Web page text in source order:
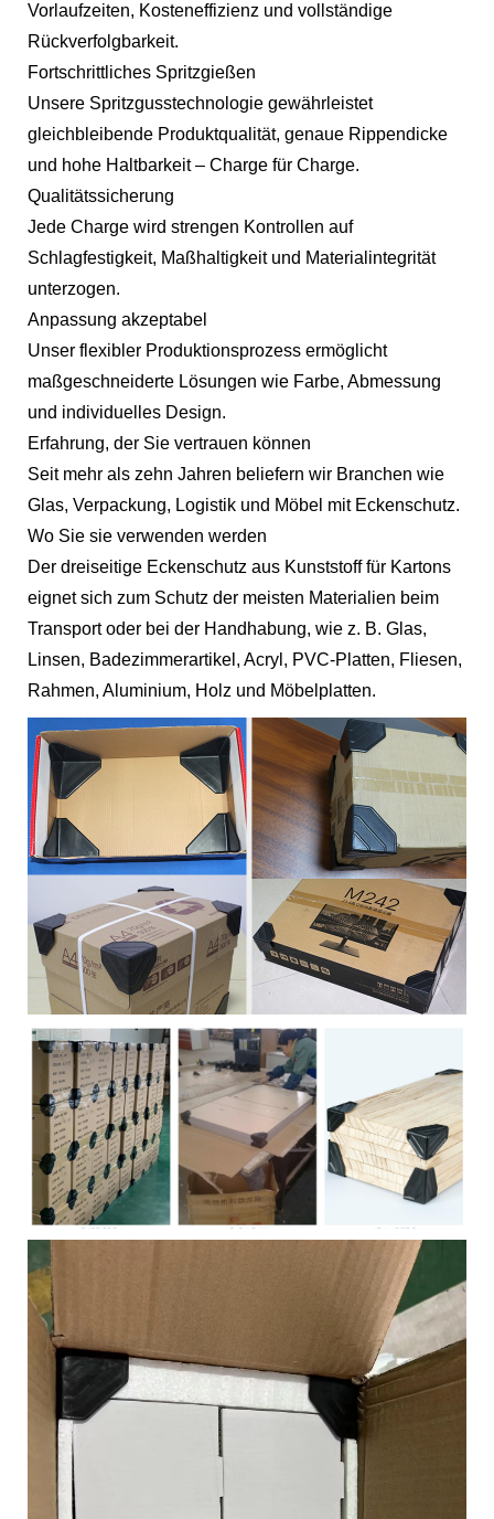
Vorlaufzeiten, Kosteneffizienz und vollständige
Rückverfolgbarkeit.
Fortschrittliches Spritzgießen
Unsere Spritzgusstechnologie gewährleistet
gleichbleibende Produktqualität, genaue Rippendicke
und hohe Haltbarkeit – Charge für Charge.
Qualitätssicherung
Jede Charge wird strengen Kontrollen auf
Schlagfestigkeit, Maßhaltigkeit und Materialintegrität
unterzogen.
Anpassung akzeptabel
Unser flexibler Produktionsprozess ermöglicht
maßgeschneiderte Lösungen wie Farbe, Abmessung
und individuelles Design.
Erfahrung, der Sie vertrauen können
Seit mehr als zehn Jahren beliefern wir Branchen wie
Glas, Verpackung, Logistik und Möbel mit Eckenschutz.
Wo Sie sie verwenden werden
Der dreiseitige Eckenschutz aus Kunststoff für Kartons
eignet sich zum Schutz der meisten Materialien beim
Transport oder bei der Handhabung, wie z. B. Glas,
Linsen, Badezimmerartikel, Acryl, PVC-Platten, Fliesen,
Rahmen, Aluminium, Holz und Möbelplatten.